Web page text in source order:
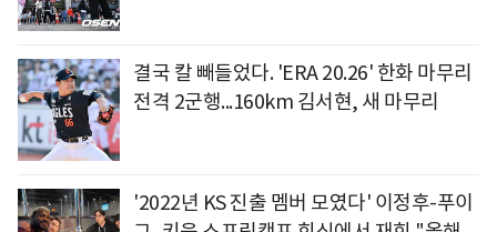
결국 칼 빼들었다. 'ERA 20.26' 한화 마무리
전격 2군행...160km 김서현, 새 마무리
'2022년 KS 진출 멤버 모였다' 이정후-푸이